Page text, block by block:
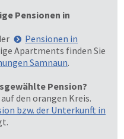
Pensionen in
Pensionen in
Apartments finden Sie
Samnaun.
Pension?
den orangen Kreis.
bzw. der Unterkunft in